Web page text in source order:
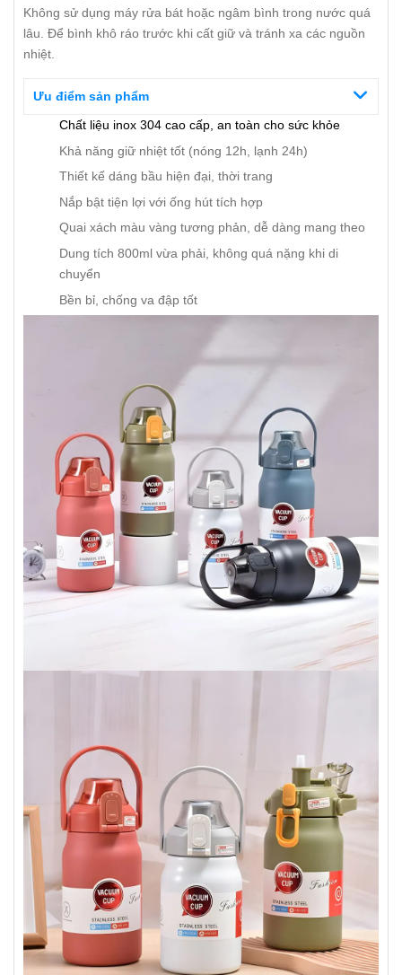
Không sử dụng máy rửa bát hoặc ngâm bình trong nước quá
lâu. Để bình khô ráo trước khi cất giữ và tránh xa các nguồn
nhiệt.
Ưu điểm sản phẩm
Chất liệu inox 304 cao cấp, an toàn cho sức khỏe
Khả năng giữ nhiệt tốt (nóng 12h, lạnh 24h)
Thiết kế dáng bầu hiện đại, thời trang
Nắp bật tiện lợi với ống hút tích hợp
Quai xách màu vàng tương phản, dễ dàng mang theo
Dung tích 800ml vừa phải, không quá nặng khi di
chuyển
Bền bỉ, chống va đập tốt